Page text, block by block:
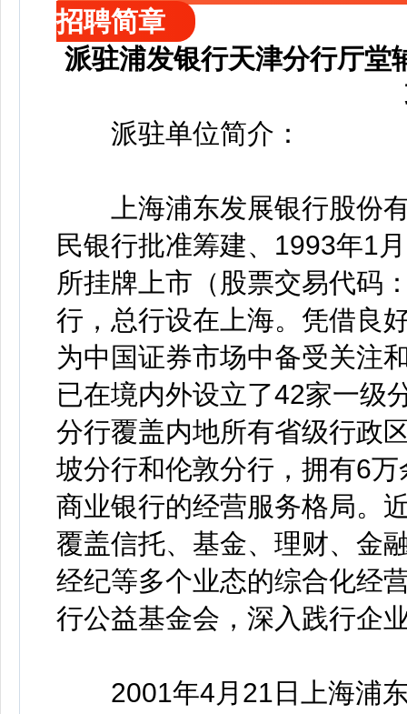
招聘简章
派驻浦发银行天津分行厅堂
派驻单位简介：
上海浦东发展银行股份有
民银行批准筹建、1993年1
所挂牌上市（股票交易代码
行，总行设在上海。凭借良
为中国证券市场中备受关注
已在境内外设立了42家一级
分行覆盖内地所有省级行政
坡分行和伦敦分行，拥有6
商业银行的经营服务格局。
覆盖信托、基金、理财、金
经纪等多个业态的综合化经
行公益基金会，深入践行企
2001年4月21日上海浦东